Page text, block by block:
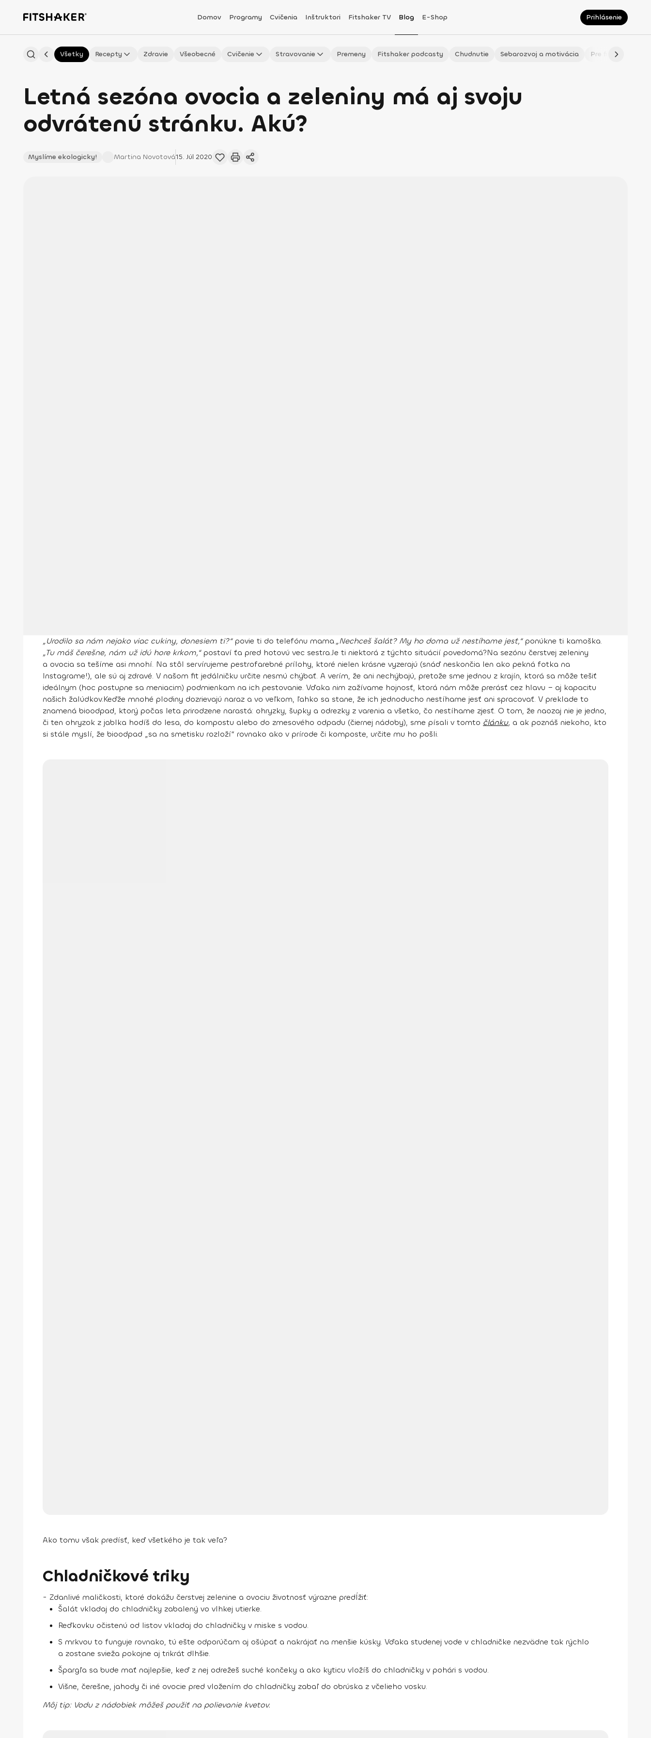
Domov Programy Cvičenia Inštruktori Fitshaker TV Blog E-Shop Prihlásenie
Všetky Recepty Zdravie Všeobecné Cvičenie Stravovanie Premeny Fitshaker podcasty Chudnutie Sebarozvoj a motivácia Pre fitmaminky
Letná sezóna ovocia a zeleniny má aj svoju
odvrátenú stránku. Akú?
Myslíme ekologicky! Martina Novotová15. Júl 2020
„Urodilo sa nám nejako viac cukiny, donesiem ti?“povie ti do telefónu mama.„Nechceš šalát? My ho doma už nestíhame jesť,“ponúkne ti kamoška.
„Tu máš čerešne, nám už idú hore krkom,“postaví ťa pred hotovú vec sestra.Je ti niektorá z týchto situácií povedomá?Na sezónu čerstvej zeleniny
a ovocia sa tešíme asi mnohí. Na stôl servírujeme pestrofarebné prílohy, ktoré nielen krásne vyzerajú (snáď neskončia len ako pekná fotka na
Instagrame!), ale sú aj zdravé. V našom fit jedálničku určite nesmú chýbať. A verím, že ani nechýbajú, pretože sme jednou z krajín, ktorá sa môže tešiť
ideálnym (hoc postupne sa meniacim) podmienkam na ich pestovanie. Vďaka nim zažívame hojnosť, ktorá nám môže prerásť cez hlavu − aj kapacitu
našich žalúdkov.Keďže mnohé plodiny dozrievajú naraz a vo veľkom, ľahko sa stane, že ich jednoducho nestíhame jesť ani spracovať. V preklade to
znamená bioodpad, ktorý počas leta prirodzene narastá: ohryzky, šupky a odrezky z varenia a všetko, čo nestíhame zjesť. O tom, že naozaj nie je jedno,
či ten ohryzok z jablka hodíš do lesa, do kompostu alebo do zmesového odpadu (čiernej nádoby), sme písali v tomto článku, a ak poznáš niekoho, kto
si stále myslí, že bioodpad „sa na smetisku rozloží“ rovnako ako v prírode či komposte, určite mu ho pošli.
Ako tomu však predísť, keď všetkého je tak veľa?
Chladničkové triky
- Zdanlivé maličkosti, ktoré dokážu čerstvej zelenine a ovociu životnosť výrazne predĺžiť:
Šalát vkladaj do chladničky zabalený vo vlhkej utierke.
Reďkovku očistenú od listov vkladaj do chladničky v miske s vodou.
S mrkvou to funguje rovnako, tú ešte odporúčam aj ošúpať a nakrájať na menšie kúsky. Vďaka studenej vode v chladničke nezvädne tak rýchlo
a zostane svieža pokojne aj trikrát dlhšie.
Špargľa sa bude mať najlepšie, keď z nej odrežeš suché končeky a ako kyticu vložíš do chladničky v pohári s vodou.
Višne, čerešne, jahody či iné ovocie pred vložením do chladničky zabaľ do obrúska z včelieho vosku.
Môj tip:Vodu z nádobiek môžeš použiť na polievanie kvetov.